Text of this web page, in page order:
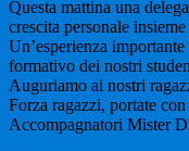
Questa mattina una
crescita personale
Un’esperienza
formativo dei nostri
Auguriamo ai nostri
Forza ragazzi, portate
Accompagnatori Mister